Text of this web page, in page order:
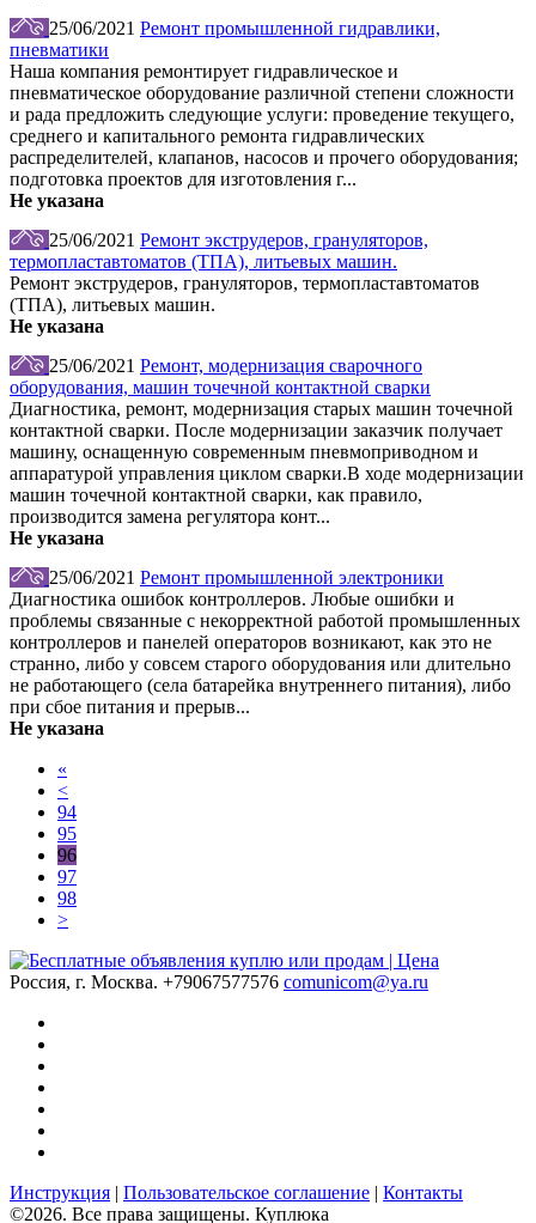
25/06/2021 Ремонт промышленной гидравлики,
пневматики
Наша компания ремонтирует гидравлическое и
пневматическое оборудование различной степени сложности
и рада предложить следующие услуги: проведение текущего,
среднего и капитального ремонта гидравлических
распределителей, клапанов, насосов и прочего оборудования;
подготовка проектов для изготовления г...
Не указана
25/06/2021 Ремонт экструдеров, грануляторов,
термопластавтоматов (ТПА), литьевых машин.
Ремонт экструдеров, грануляторов, термопластавтоматов
(ТПА), литьевых машин.
Не указана
25/06/2021 Ремонт, модернизация сварочного
оборудования, машин точечной контактной сварки
Диагностика, ремонт, модернизация старых машин точечной
контактной сварки. После модернизации заказчик получает
машину, оснащенную современным пневмоприводном и
аппаратурой управления циклом сварки.В ходе модернизации
машин точечной контактной сварки, как правило,
производится замена регулятора конт...
Не указана
25/06/2021 Ремонт промышленной электроники
Диагностика ошибок контроллеров. Любые ошибки и
проблемы связанные с некорректной работой промышленных
контроллеров и панелей операторов возникают, как это не
странно, либо у совсем старого оборудования или длительно
не работающего (села батарейка внутреннего питания), либо
при сбое питания и прерыв...
Не указана
«
<
94
95
96
97
98
>
Россия, г. Москва. +79067577576 comunicom@ya.ru
Инструкция | Пользовательское соглашение | Контакты
©2026. Все права защищены. Куплюка